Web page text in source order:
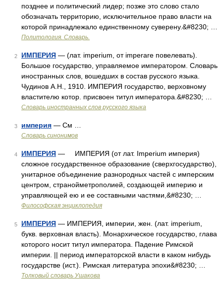
позднее и политический лидер; позже это слово стало
обозначать территорию, исключительное право власти на
которой принадлежало единственному суверену.&#8230; …
Политология. Словарь.
2 ИМПЕРИЯ — (лат. imperium, от imperare повелевать).
Большое государство, управляемое императором. Словарь
иностранных слов, вошедших в состав русского языка.
Чудинов А.Н., 1910. ИМПЕРИЯ государство, верховному
властителю котор. присвоен титул императора.&#8230; …
Словарь иностранных слов русского языка
3 империя — См …
Словарь синонимов
4 ИМПЕРИЯ — ИМПЕРИЯ (от лат. Imperium империя)
сложное государственное образование (сверхгосударство),
унитарное объединение разнородных частей с имперским
центром, странойметрополией, создающей империю и
управляющей ею и ее составными частями,&#8230; …
Философская энциклопедия
5 ИМПЕРИЯ — ИМПЕРИЯ, империи, жен. (лат. imperium,
букв. верховная власть). Монархическое государство, глава
которого носит титул императора. Падение Римской
империи. || период императорской власти в каком нибудь
государстве (ист.). Римская литература эпохи&#8230; …
Толковый словарь Ушакова